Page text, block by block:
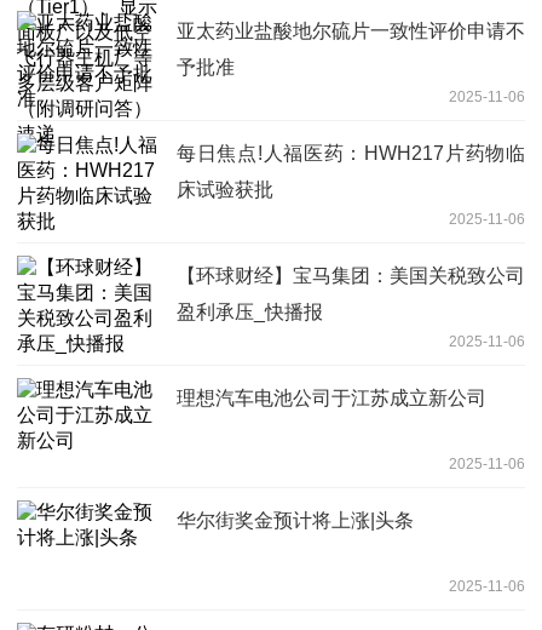
亚太药业盐酸地尔硫片一致性评价申请不
予批准
2025-11-06
每日焦点!人福医药：HWH217片药物临
床试验获批
2025-11-06
【环球财经】宝马集团：美国关税致公司
盈利承压_快播报
2025-11-06
理想汽车电池公司于江苏成立新公司
2025-11-06
华尔街奖金预计将上涨|头条
2025-11-06